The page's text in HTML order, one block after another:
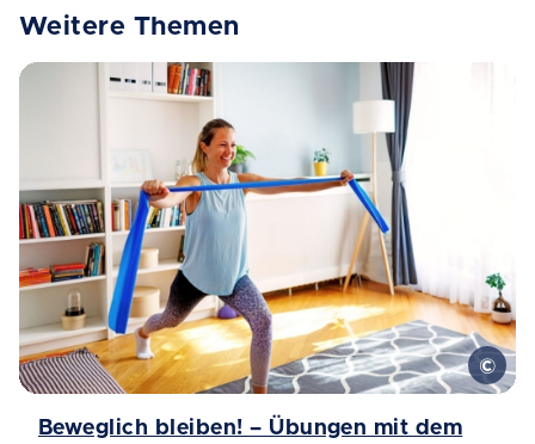
Weitere Themen
Beweglich bleiben! – Übungen mit dem